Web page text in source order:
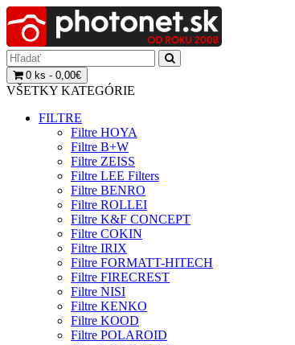
0 ks - 0,00€
VŠETKY KATEGÓRIE
FILTRE
Filtre HOYA
Filtre B+W
Filtre ZEISS
Filtre LEE Filters
Filtre BENRO
Filtre ROLLEI
Filtre K&F CONCEPT
Filtre COKIN
Filtre IRIX
Filtre FORMATT-HITECH
Filtre FIRECREST
Filtre NISI
Filtre KENKO
Filtre KOOD
Filtre POLAROID